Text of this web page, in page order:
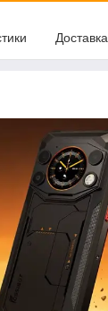
Доставка